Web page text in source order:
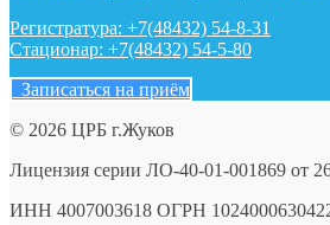
Регистратура: +7(48432) 54-8-31
Стационар: +7(48432) 54-5-80
Записаться на приём
© 2026 ЦРБ г.Жуков
Лицензия серии ЛО-40-01-001869 от
ИНН 4007003618 ОГРН